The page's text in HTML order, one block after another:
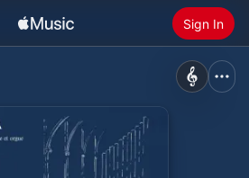
Sign In